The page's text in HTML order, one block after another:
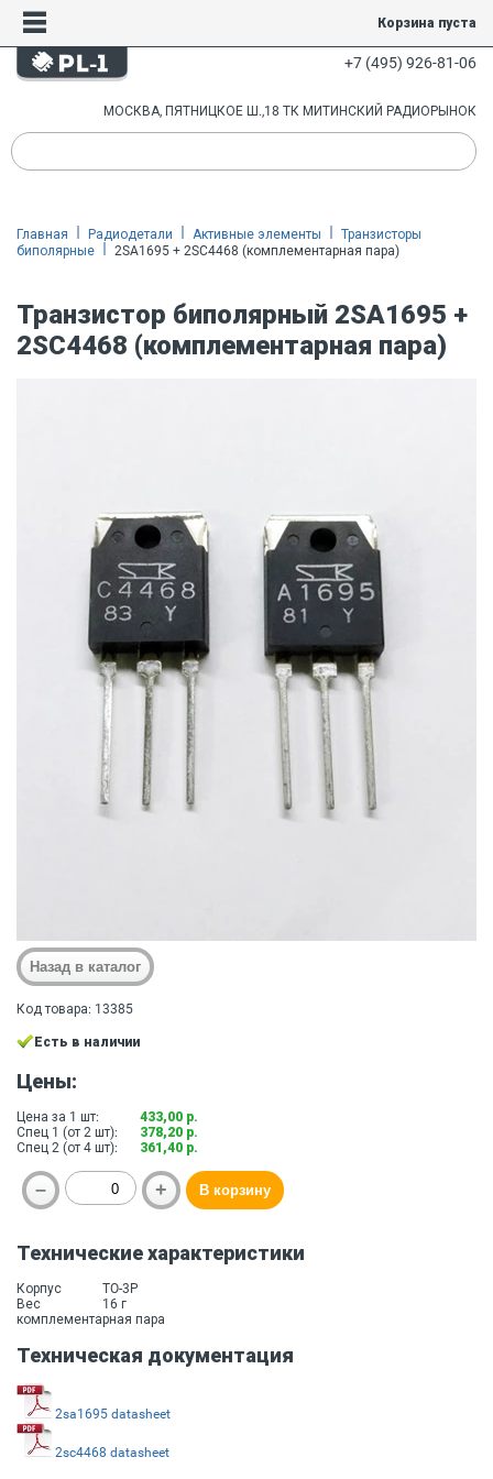
Корзина пуста
+7 (495) 926-81-06
МОСКВА, ПЯТНИЦКОЕ Ш.,18 ТК МИТИНСКИЙ РАДИОРЫНОК
Главная Радиодетали Активные элементы
Транзисторы
биполярные
2SA1695 + 2SC4468 (комплементарная пара)
Транзистор биполярный 2SA1695 +
2SC4468 (комплементарная пара)
Код товара: 13385
Есть в наличии
Цены:
Цена за 1 шт:
433,00 р.
Спец 1 (от 2 шт):
378,20 р.
Спец 2 (от 4 шт):
361,40 р.
Технические характеристики
Корпус
TO-3P
Вес
16 г
комплементарная пара
Техническая документация
2sa1695 datasheet
2sc4468 datasheet